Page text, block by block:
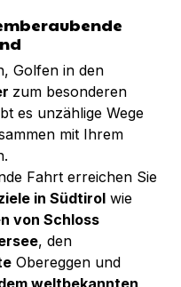
Golfen in den
zum besonderen
es unzählige Wege
mit Ihrem
Fahrt erreichen Sie
in Südtirol wie
von Schloss
, den
Obereggen und
weltbekannten